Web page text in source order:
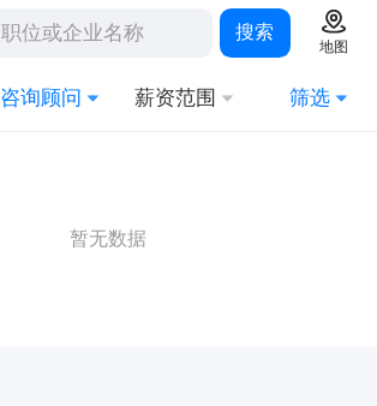
搜索
地图
咨询顾问 薪资范围 筛选
暂无数据